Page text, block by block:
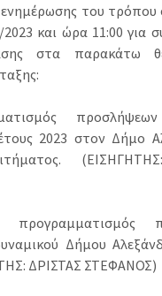
του τρόπου
και ώρα 11:00 για
στα παρακάτω
2023 στον Δήμο
προγραμματισμός
Δήμου
ΔΡΙΣΤΑΣ ΣΤΕΦΑΝΟΣ)